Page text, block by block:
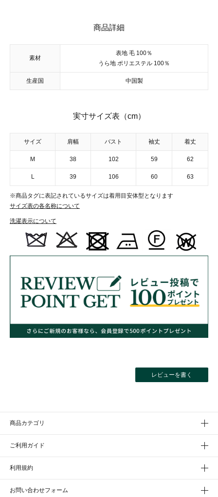
商品詳細
素材
表地 毛 100％
うら地 ポリエステル 100％
生産国 中国製
実寸サイズ表（cm）
サイズ 肩幅 バスト 袖丈 着丈
M 38 102 59 62
L 39 106 60 63
※商品タグに表記されているサイズは着用目安体型となります
サイズ表の各名称について
洗濯表示について
レビューを書く
商品カテゴリ
ご利用ガイド
利用規約
お問い合わせフォーム